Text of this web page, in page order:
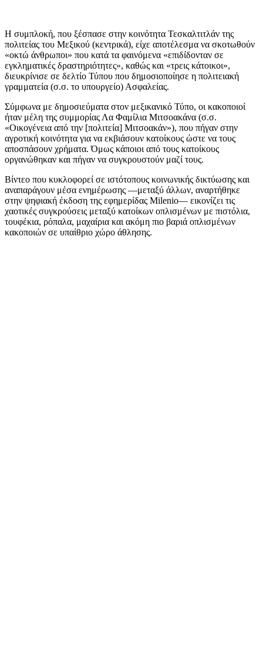
Η συμπλοκή, που ξέσπασε στην κοινότητα Τεσκαλτιτλάν της
πολιτείας του Μεξικού (κεντρικά), είχε αποτέλεσμα να σκοτωθούν
«οκτώ άνθρωποι» που κατά τα φαινόμενα «επιδίδονταν σε
εγκληματικές δραστηριότητες», καθώς και «τρεις κάτοικοι»,
διευκρίνισε σε δελτίο Τύπου που δημοσιοποίησε η πολιτειακή
γραμματεία (σ.σ. το υπουργείο) Ασφαλείας.
Σύμφωνα με δημοσιεύματα στον μεξικανικό Τύπο, οι κακοποιοί
ήταν μέλη της συμμορίας Λα Φαμίλια Μιτσοακάνα (σ.σ.
«Οικογένεια από την [πολιτεία] Μιτσοακάν»), που πήγαν στην
αγροτική κοινότητα για να εκβιάσουν κατοίκους ώστε να τους
αποσπάσουν χρήματα. Όμως κάποιοι από τους κατοίκους
οργανώθηκαν και πήγαν να συγκρουστούν μαζί τους.
Βίντεο που κυκλοφορεί σε ιστότοπους κοινωνικής δικτύωσης και
αναπαράγουν μέσα ενημέρωσης —μεταξύ άλλων, αναρτήθηκε
στην ψηφιακή έκδοση της εφημερίδας Milenio— εικονίζει τις
χαοτικές συγκρούσεις μεταξύ κατοίκων οπλισμένων με πιστόλια,
τουφέκια, ρόπαλα, μαχαίρια και ακόμη πιο βαριά οπλισμένων
κακοποιών σε υπαίθριο χώρο άθλησης.